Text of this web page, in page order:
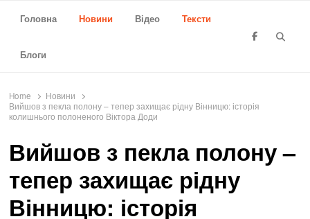
Головна
Новини Відео Тексти
Блоги
Home
Новини
Вийшов з пекла полону – тепер захищає рідну Вінницю: історія
колишнього полоненого Віктора Доди
Вийшов з пекла полону –
тепер захищає рідну
Вінницю: історія